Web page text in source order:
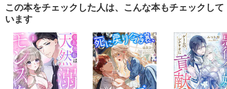
この本をチェックした人は、こんな本もチェックして
います